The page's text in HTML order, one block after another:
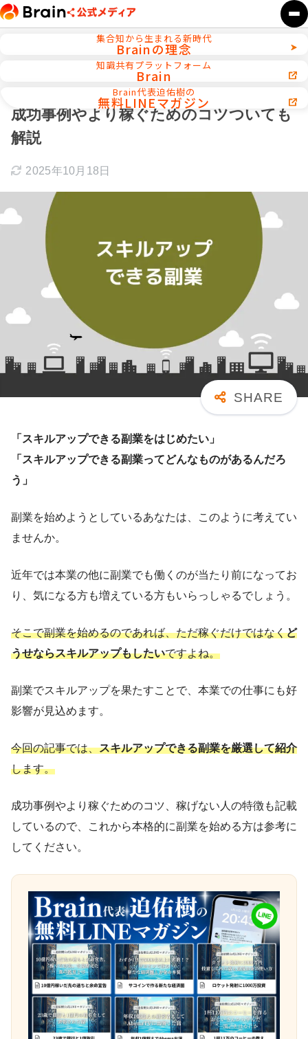
集合知から生まれる新時代
Brainの理念
知識共有プラットフォーム
Brain
Brain代表迫佑樹の
無料LINEマガジン
初心者向け副業スタート講座
【厳選】スキルアップできる副業5選！
成功事例やより稼ぐためのコツついても
解説
2025年10月18日
「スキルアップできる副業をはじめたい」
「スキルアップできる副業ってどんなものがあるんだろ
う」
副業を始めようとしているあなたは、このように考えてい
ませんか。
近年では本業の他に副業でも働くのが当たり前になってお
り、気になる方も増えている方もいらっしゃるでしょう。
そこで副業を始めるのであれば、ただ稼ぐだけではなくど
うせならスキルアップもしたいですよね。
副業でスキルアップを果たすことで、本業での仕事にも好
影響が見込めます。
今回の記事では、スキルアップできる副業を厳選して紹介
します。
成功事例やより稼ぐためのコツ、稼げない人の特徴も記載
しているので、これから本格的に副業を始める方は参考に
してください。